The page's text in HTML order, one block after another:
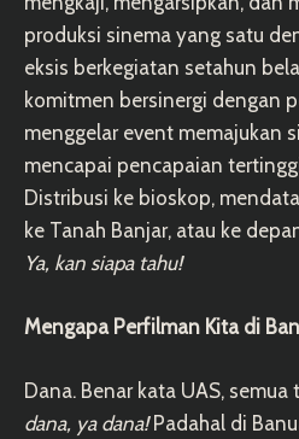
produksi sinema yang satu
eksis berkegiatan setahun
komitmen bersinergi dengan
menggelar event memajukan
mencapai pencapaian
Distribusi ke bioskop,
ke Tanah Banjar, atau ke
Ya, kan siapa tahu!
Mengapa Perfilman Kita di
Dana. Benar kata UAS,
dana, ya dana!Padahal di